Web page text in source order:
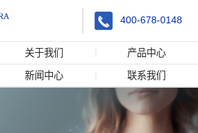
400-678-0148
关于我们 产品中心
新闻中心 联系我们